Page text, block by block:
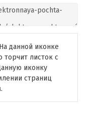
данной иконке
торчит листок с
иконку
страниц